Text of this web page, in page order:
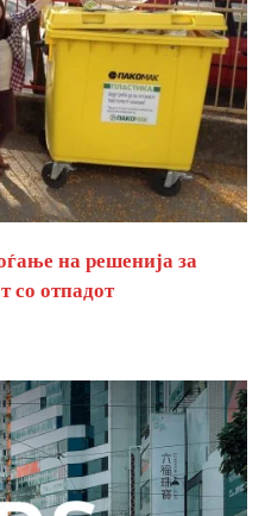
на решенија за
со отпадот